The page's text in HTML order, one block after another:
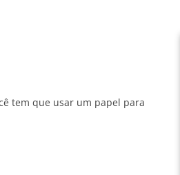
tem que usar um papel para